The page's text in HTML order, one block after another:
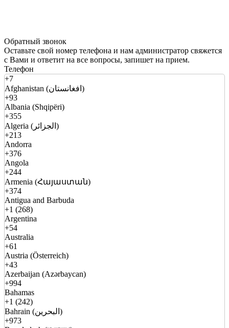
Обратный звонок
Оставьте свой номер телефона и нам администратор свяжется
с Вами и ответит на все вопросы, запишет на прием.
Телефон
+7
Afghanistan (افغانستان)
+93
Albania (Shqipëri)
+355
Algeria (الجزائر)
+213
Andorra
+376
Angola
+244
Armenia (Հայաստան)
+374
Antigua and Barbuda
+1 (268)
Argentina
+54
Australia
+61
Austria (Österreich)
+43
Azerbaijan (Azərbaycan)
+994
Bahamas
+1 (242)
Bahrain (البحرين)
+973